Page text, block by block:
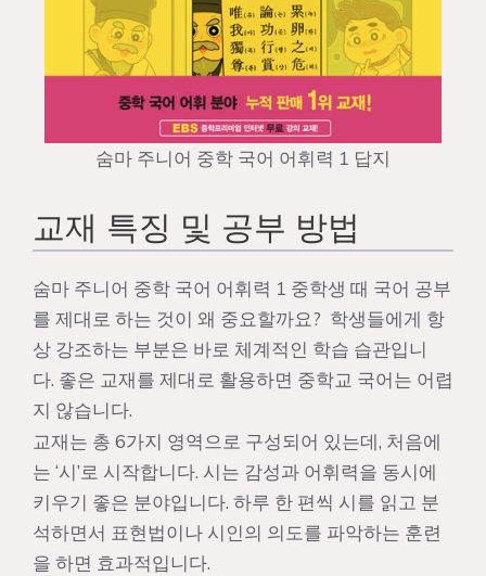
숨마 주니어 중학 국어 어휘력 1 답지
교재 특징 및 공부 방법
숨마 주니어 중학 국어 어휘력 1 중학생 때 국어 공부
를 제대로 하는 것이 왜 중요할까요? 학생들에게 항
상 강조하는 부분은 바로 체계적인 학습 습관입니
다. 좋은 교재를 제대로 활용하면 중학교 국어는 어렵
지 않습니다.
교재는 총 6가지 영역으로 구성되어 있는데, 처음에
는 ‘시’로 시작합니다. 시는 감성과 어휘력을 동시에
키우기 좋은 분야입니다. 하루 한 편씩 시를 읽고 분
석하면서 표현법이나 시인의 의도를 파악하는 훈련
을 하면 효과적입니다.